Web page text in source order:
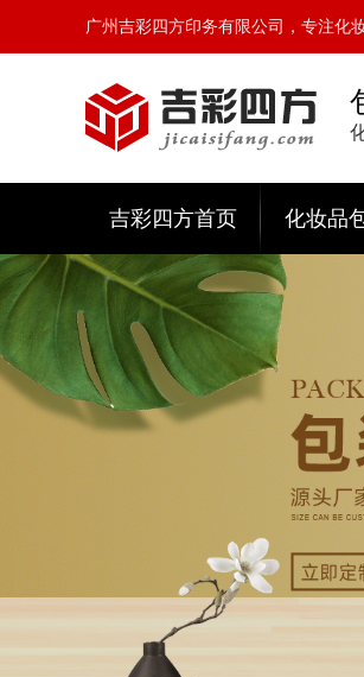
广州吉彩四方印务有限公司，专注化
吉彩四方首页 化妆品